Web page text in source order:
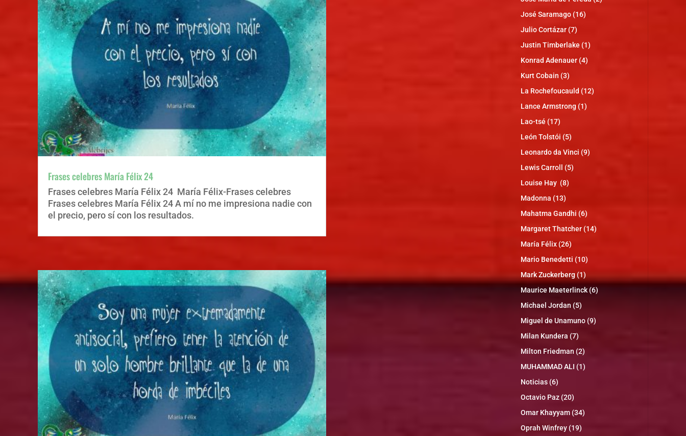
Frases celebres María Félix 24
Frases celebres María Félix 24 María Félix-Frases celebres
Frases celebres María Félix 24 A mí no me impresiona nadie con
el precio, pero sí con los resultados.
José Saramago (16)
Julio Cortázar (7)
Justin Timberlake (1)
Konrad Adenauer (4)
Kurt Cobain (3)
La Rochefoucauld (12)
Lance Armstrong (1)
Lao-tsé (17)
León Tolstói (5)
Leonardo da Vinci (9)
Lewis Carroll
(5)
Louise Hay (8)
Madonna (13)
Mahatma Gandhi (6)
Margaret Thatcher(14)
María Félix (26)
Mario Benedetti (10)
Mark Zuckerberg (1)
Maurice Maeterlinck(6)
Michael Jordan (5)
Miguel de Unamuno (9)
Milan Kundera (7)
Milton Friedman (2)
MUHAMMAD ALI (1)
Noticias (6)
Octavio Paz (20)
Omar Khayyam (34)
Oprah Winfrey (19)